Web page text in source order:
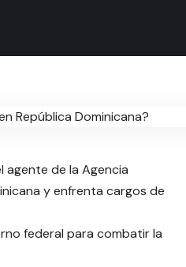
agente de la Agencia
y enfrenta cargos de
federal para combatir la